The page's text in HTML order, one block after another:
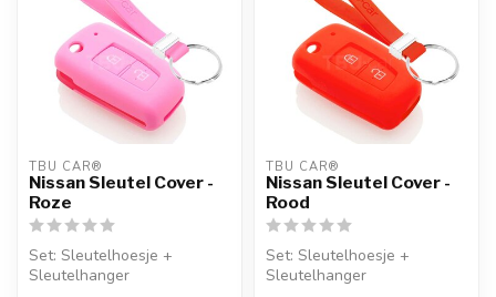
TBU CAR®
Nissan Sleutel Cover -
Roze
Set: Sleutelhoesje +
Sleutelhanger
TBU CAR®
Nissan Sleutel Cover -
Rood
Set: Sleutelhoesje +
Sleutelhanger